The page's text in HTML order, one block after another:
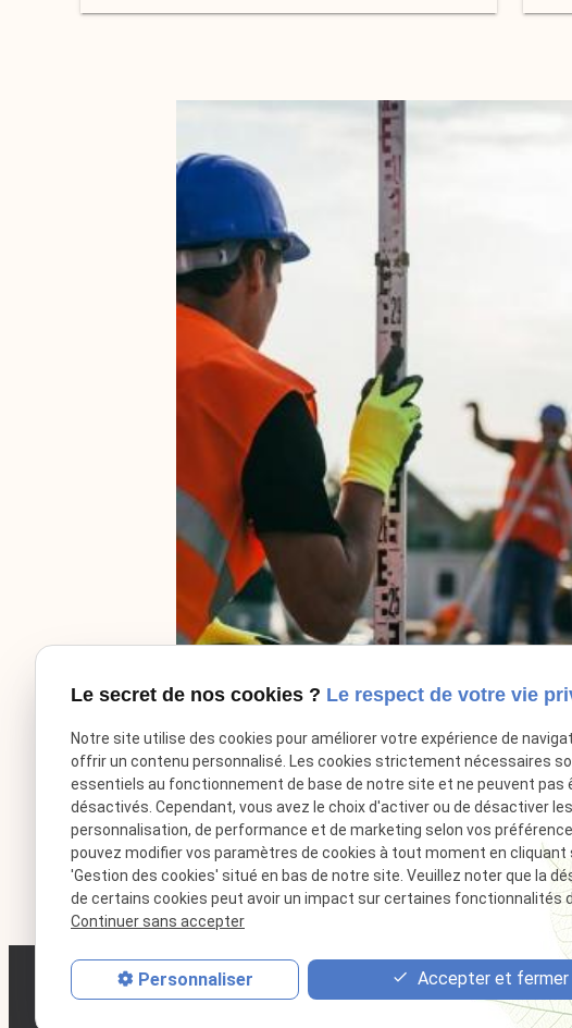
Le secret de nos cookies ? Le respect de votre vie
Notre site utilise des cookies pour améliorer votre expérience de
offrir un contenu personnalisé. Les cookies strictement nécessaires
essentiels au fonctionnement de base de notre site et ne peuvent pas
désactivés. Cependant, vous avez le choix d'activer ou de désactiver
personnalisation, de performance et de marketing selon vos
pouvez modifier vos paramètres de cookies à tout moment en cliquant
'Gestion des cookies' situé en bas de notre site. Veuillez noter que la
de certains cookies peut avoir un impact sur certaines fonctionnalités
Continuer sans accepter
Personnaliser Accepter et fermer